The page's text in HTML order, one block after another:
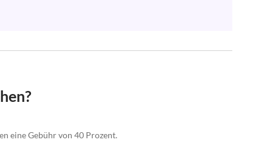
eine Gebühr von 40 Prozent.